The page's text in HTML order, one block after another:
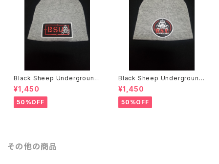
Black Sheep Underground
ニットキャップ
¥1,450
50%OFF
Black Sheep Underground
ニットキャップ
¥1,450
50%OFF
その他の商品